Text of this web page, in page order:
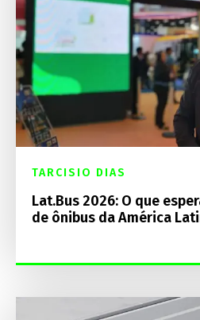
TARCISIO DIAS
Lat.Bus 2026: O que
de ônibus da América